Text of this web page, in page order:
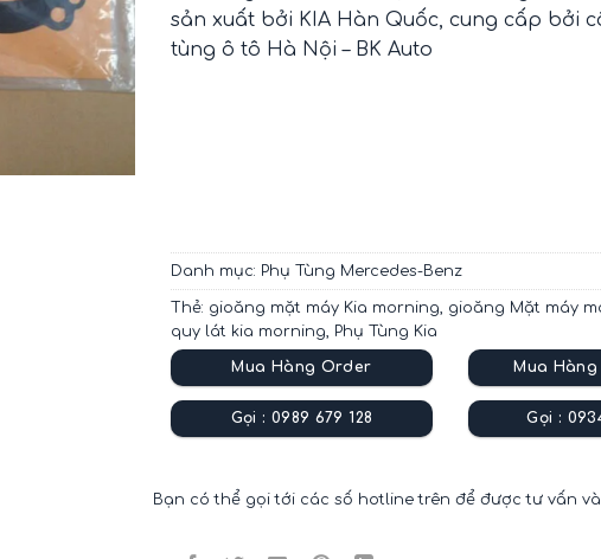
sản xuất bởi KIA Hàn Quốc, cung cấp bởi
tùng ô tô Hà Nội – BK Auto
Danh mục: Phụ Tùng Mercedes-Benz
Thẻ: gioăng mặt máy Kia morning gioăng Mặt máy
quy lát kia morning
Phụ Tùng Kia
Mua Hàng Order
Gọi : 0989 679 128
Mua
Gọi :
Bạn có thể gọi tới các số hotline trên để được tư vấn